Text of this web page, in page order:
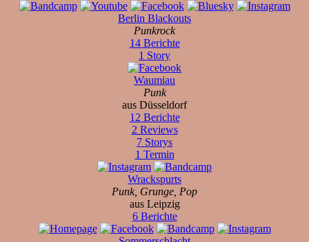
Berlin Blackouts
Punkrock
14 Berichte
1 Story
Waumiau
Punk
aus Düsseldorf
12 Berichte
2 Reviews
7 Storys
1 Termin
Wrackspurts
Punk, Grunge, Pop
aus Leipzig
6 Berichte